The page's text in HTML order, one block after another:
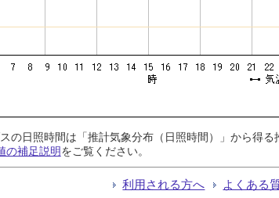
の日照時間は「推計気象分布（日照時間）」から得
の補足説明をご覧ください。
利用される方へ よくある